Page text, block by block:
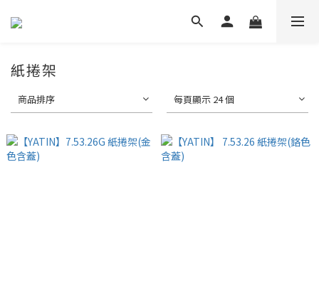
紙捲架
商品排序 每頁顯示 24 個